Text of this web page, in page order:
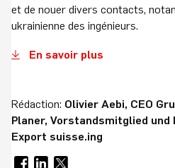
et de nouer divers contacts,
ukrainienne des ingénieurs.
En savoir plus
Rédaction: Olivier Aebi, CEO
Planer, Vorstandsmitglied und
Export suisse.ing